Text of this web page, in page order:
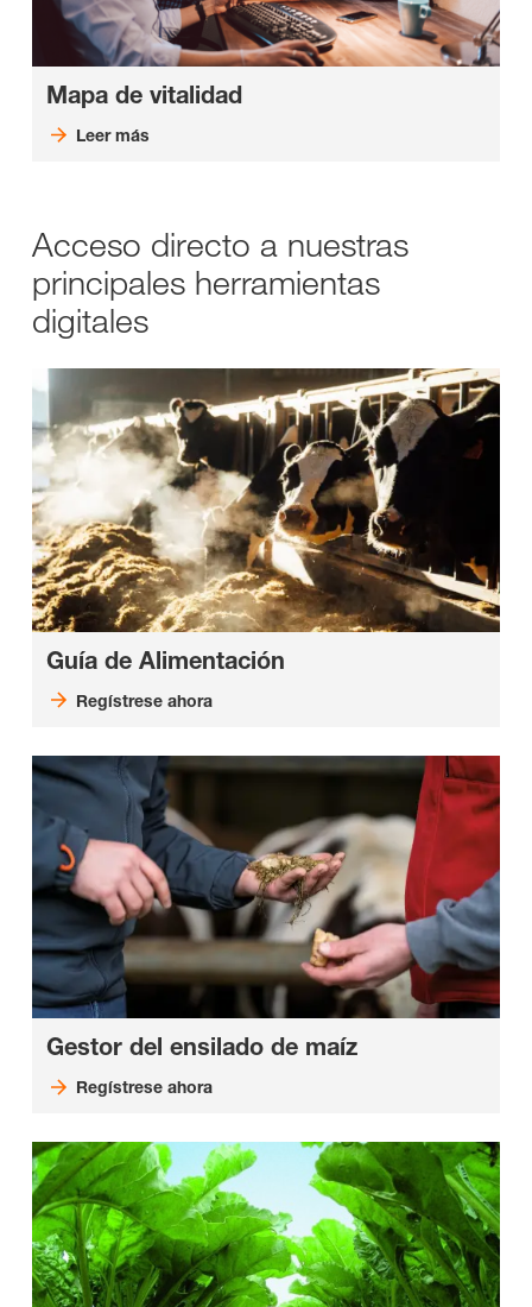
Mapa de vitalidad
Leer más
Acceso directo a nuestras
principales herramientas
digitales
Guía de Alimentación
Regístrese ahora
Gestor del ensilado de maíz
Regístrese ahora